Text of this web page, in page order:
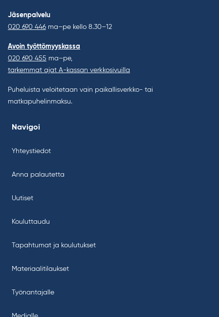
Jäsenpalvelu
020 690 446 ma–pe kello 8.30–12
Avoin työttömyyskassa
020 690 455 ma–pe,
tarkemmat ajat A-kassan verkkosivuilla
Puheluista veloitetaan vain paikallisverkko- tai
matkapuhelinmaksu.
Navigoi
Yhteystiedot
Anna palautetta
Uutiset
Kouluttaudu
Tapahtumat ja koulutukset
Materiaalitilaukset
Työnantajalle